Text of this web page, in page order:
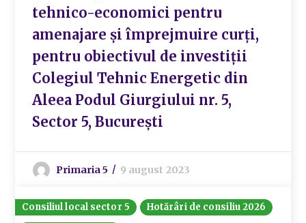
tehnico-economici pentru
amenajare și împrejmuire curți,
pentru obiectivul de investiții
Colegiul Tehnic Energetic din
Aleea Podul Giurgiului nr. 5,
Sector 5, București
Primaria 5 9 august 2023
Consiliul local sector 5
Hotărâri de consiliu 2026